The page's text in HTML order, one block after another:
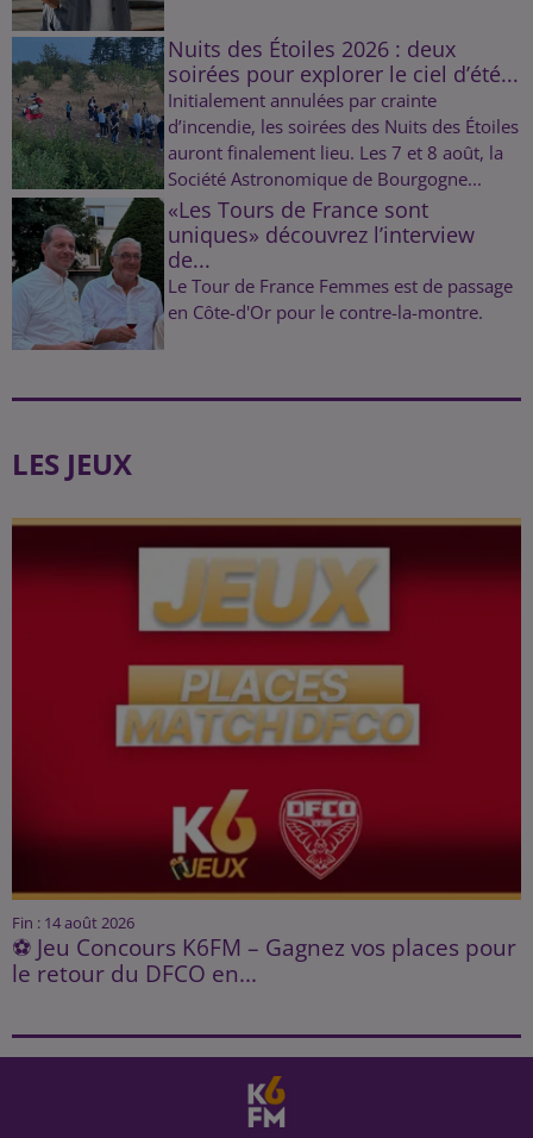
Nuits des Étoiles 2026 : deux
soirées pour explorer le ciel d’été...
Initialement annulées par crainte
d’incendie, les soirées des Nuits des Étoiles
auront finalement lieu. Les 7 et 8 août, la
Société Astronomique de Bourgogne...
«Les Tours de France sont
uniques» découvrez l’interview
de...
Le Tour de France Femmes est de passage
en Côte-d'Or pour le contre-la-montre.
LES JEUX
Fin : 14 août 2026
⚽ Jeu Concours K6FM – Gagnez vos places pour
le retour du DFCO en...